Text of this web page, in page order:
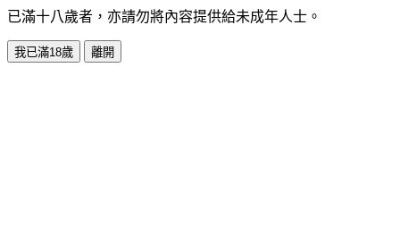
已滿十八歲者，亦請勿將內容提供給未成年人士。
我已滿18歲 離開